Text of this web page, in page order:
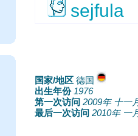
sejfula
国家/地区 ‎德国
出生年份‎ 1976
第一次访问 2009年 十一
最后一次访问 2010年 一